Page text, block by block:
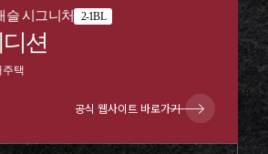
슬 시그니처 2-1BL
션
주택
공식 웹사이트 바로가기